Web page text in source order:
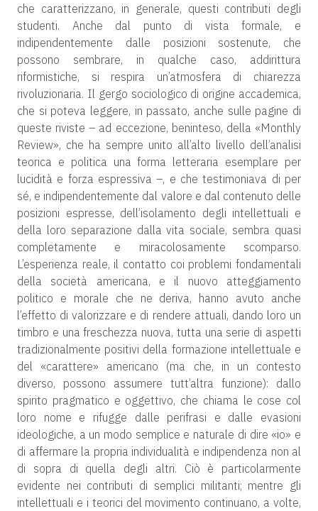
che caratterizzano, in generale, questi contributi degli
studenti. Anche dal punto di vista formale, e
indipendentemente dalle posizioni sostenute, che
possono sembrare, in qualche caso, addirittura
riformistiche, si respira un’atmosfera di chiarezza
rivoluzionaria. Il gergo sociologico di origine accademica,
che si poteva leggere, in passato, anche sulle pagine di
queste riviste – ad eccezione, beninteso, della «Monthly
Review», che ha sempre unito all’alto livello dell’analisi
teorica e politica una forma letteraria esemplare per
lucidità e forza espressiva –, e che testimoniava di per
sé, e indipendentemente dal valore e dal contenuto delle
posizioni espresse, dell’isolamento degli intellettuali e
della loro separazione dalla vita sociale, sembra quasi
completamente e miracolosamente scomparso.
L’esperienza reale, il contatto coi problemi fondamentali
della società americana, e il nuovo atteggiamento
politico e morale che ne deriva, hanno avuto anche
l’effetto di valorizzare e di rendere attuali, dando loro un
timbro e una freschezza nuova, tutta una serie di aspetti
tradizionalmente positivi della formazione intellettuale e
del «carattere» americano (ma che, in un contesto
diverso, possono assumere tutt’altra funzione): dallo
spirito pragmatico e oggettivo, che chiama le cose col
loro nome e rifugge dalle perifrasi e dalle evasioni
ideologiche, a un modo semplice e naturale di dire «io» e
di affermare la propria individualità e indipendenza non al
di sopra di quella degli altri. Ciò è particolarmente
evidente nei contributi di semplici militanti; mentre gli
intellettuali e i teorici del movimento continuano, a volte,